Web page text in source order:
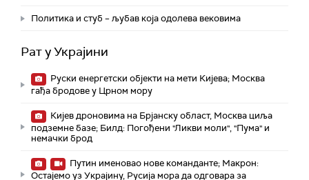
Политика и стуб – љубав која одолева вековима
Рат у Украјини
Руски енергетски објекти на мети Кијева; Москва
гађа бродове у Црном мору
Кијев дроновима на Брјанску област, Москва циља
подземне базе; Билд: Погођени "Ликви моли", "Пума" и
немачки брод
Путин именовао нове команданте; Макрон:
Остајемо уз Украјину, Русија мора да одговара за